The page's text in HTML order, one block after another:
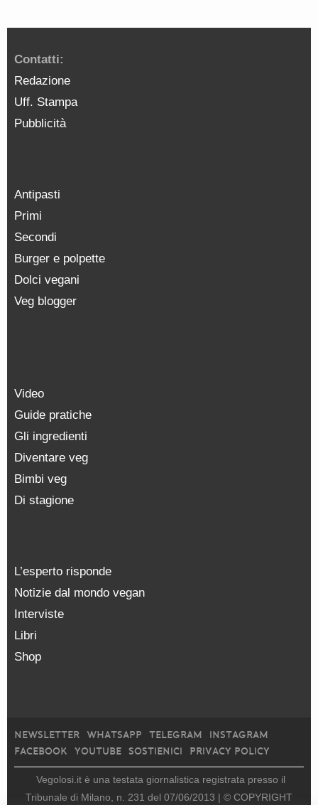
Contatti:
Redazione
Uff. Stampa
Pubblicità
Antipasti
Primi
Secondi
Burger e polpette
Dolci vegani
Veg blogger
Video
Guide pratiche
Gli ingredienti
Diventare veg
Bimbi veg
Di stagione
L’esperto risponde
Notizie dal mondo vegan
Interviste
Libri
Shop
NEWSLETTER WHATSAPP TELEGRAM
INSTAGRAM
FACEBOOK
YOUTUBE SOSTIENICI PRIVACY POLICY
Vegolosi.it è una testata giornalistica registrata presso il
Tribunale di Milano, n. 231 del 07/06/2013 | © COPYRIGHT